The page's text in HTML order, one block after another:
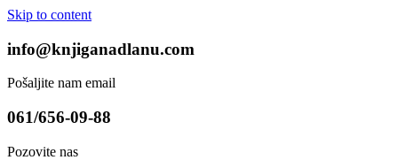
Skip to content
info@knjiganadlanu.com
Pošaljite nam email
061/656-09-88
Pozovite nas